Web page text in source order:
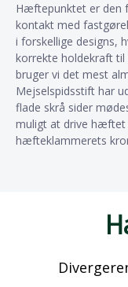
Hæftepunktet er den
kontakt med
i forskellige designs,
korrekte holdekraft til
bruger vi det mest
Mejselspidsstift har
flade skrå sider
muligt at drive hæftet
hæfteklammerets